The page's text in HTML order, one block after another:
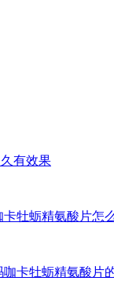
有效果
牡蛎精氨酸片怎
卡牡蛎精氨酸片